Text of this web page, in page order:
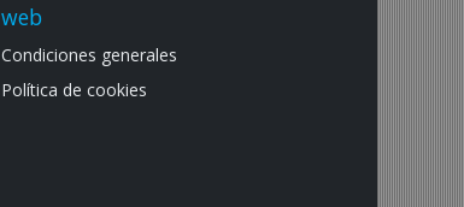
web
Condiciones generales
Política de cookies